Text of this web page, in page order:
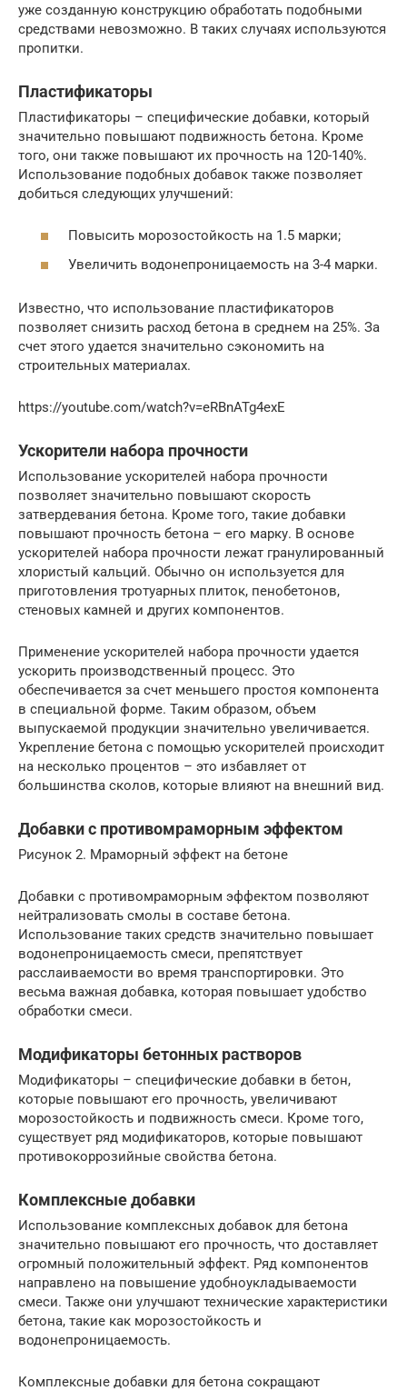
уже созданную конструкцию обработать подобными
средствами невозможно. В таких случаях используются
пропитки.
Пластификаторы
Пластификаторы – специфические добавки, который
значительно повышают подвижность бетона. Кроме
того, они также повышают их прочность на 120-140%.
Использование подобных добавок также позволяет
добиться следующих улучшений:
Повысить морозостойкость на 1.5 марки;
Увеличить водонепроницаемость на 3-4 марки.
Известно, что использование пластификаторов
позволяет снизить расход бетона в среднем на 25%. За
счет этого удается значительно сэкономить на
строительных материалах.
https://youtube.com/watch?v=eRBnATg4exE
Ускорители набора прочности
Использование ускорителей набора прочности
позволяет значительно повышают скорость
затвердевания бетона. Кроме того, такие добавки
повышают прочность бетона – его марку. В основе
ускорителей набора прочности лежат гранулированный
хлористый кальций. Обычно он используется для
приготовления тротуарных плиток, пенобетонов,
стеновых камней и других компонентов.
Применение ускорителей набора прочности удается
ускорить производственный процесс. Это
обеспечивается за счет меньшего простоя компонента
в специальной форме. Таким образом, объем
выпускаемой продукции значительно увеличивается.
Укрепление бетона с помощью ускорителей происходит
на несколько процентов – это избавляет от
большинства сколов, которые влияют на внешний вид.
Добавки с противомраморным эффектом
Рисунок 2. Мраморный эффект на бетоне
Добавки с противомраморным эффектом позволяют
нейтрализовать смолы в составе бетона.
Использование таких средств значительно повышает
водонепроницаемость смеси, препятствует
расслаиваемости во время транспортировки. Это
весьма важная добавка, которая повышает удобство
обработки смеси.
Модификаторы бетонных растворов
Модификаторы – специфические добавки в бетон,
которые повышают его прочность, увеличивают
морозостойкость и подвижность смеси. Кроме того,
существует ряд модификаторов, которые повышают
противокоррозийные свойства бетона.
Комплексные добавки
Использование комплексных добавок для бетона
значительно повышают его прочность, что доставляет
огромный положительный эффект. Ряд компонентов
направлено на повышение удобноукладываемости
смеси. Также они улучшают технические характеристики
бетона, такие как морозостойкость и
водонепроницаемость.
Комплексные добавки для бетона сокращают